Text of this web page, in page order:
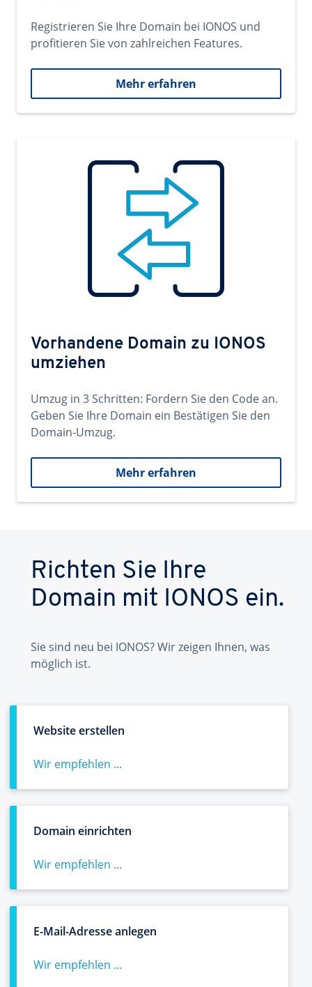
Registrieren Sie Ihre Domain bei IONOS und
profitieren Sie von zahlreichen Features.
Mehr erfahren
Vorhandene Domain zu IONOS
umziehen
Umzug in 3 Schritten: Fordern Sie den Code an.
Geben Sie Ihre Domain ein Bestätigen Sie den
Domain-Umzug.
Mehr erfahren
Richten Sie Ihre
Domain mit IONOS ein.
Sie sind neu bei IONOS? Wir zeigen Ihnen, was
möglich ist.
Website erstellen
Wir empfehlen ...
Domain einrichten
Wir empfehlen ...
E-Mail-Adresse anlegen
Wir empfehlen ...